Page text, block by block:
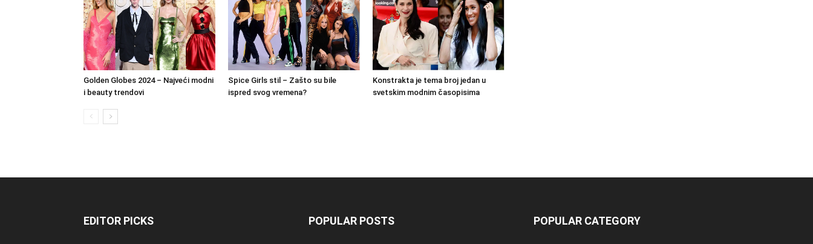
Golden Globes 2024 – Najveći modni
i beauty trendovi
Spice Girls stil – Zašto su bile
ispred svog vremena?
Konstrakta je tema broj jedan u
svetskim modnim časopisima
EDITOR PICKS POPULAR POSTS POPULAR CATEGORY